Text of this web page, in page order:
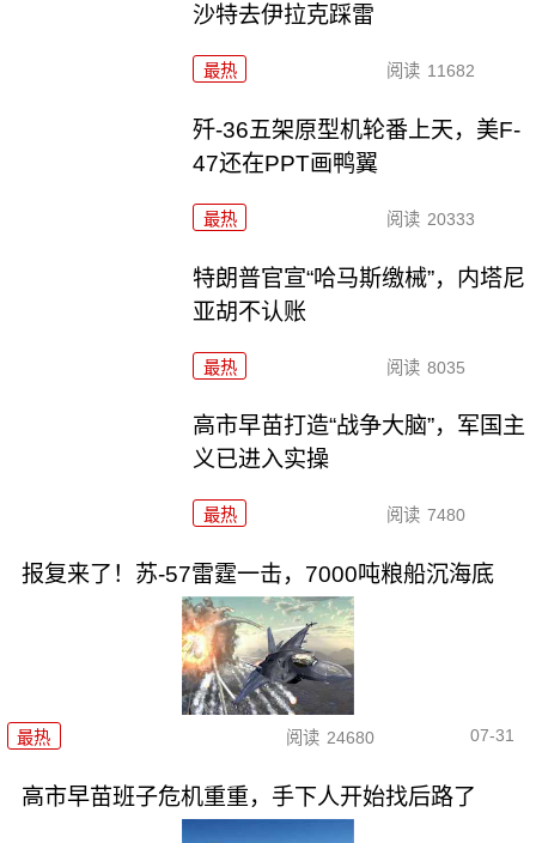
沙特去伊拉克踩雷
最热 阅读 11682
歼-36五架原型机轮番上天，美F-
47还在PPT画鸭翼
最热 阅读 20333
特朗普官宣“哈马斯缴械”，内塔尼
亚胡不认账
最热 阅读 8035
高市早苗打造“战争大脑”，军国主
义已进入实操
最热 阅读 7480
报复来了！苏-57雷霆一击，7000吨粮船沉海底
最热 阅读 24680 07-31
高市早苗班子危机重重，手下人开始找后路了